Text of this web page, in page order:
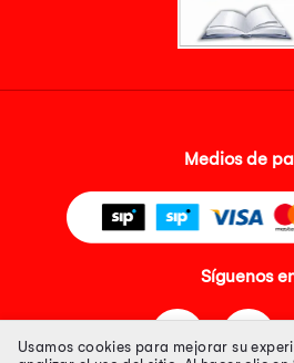
Medios de
Síguenos
Usamos cookies para mejorar su